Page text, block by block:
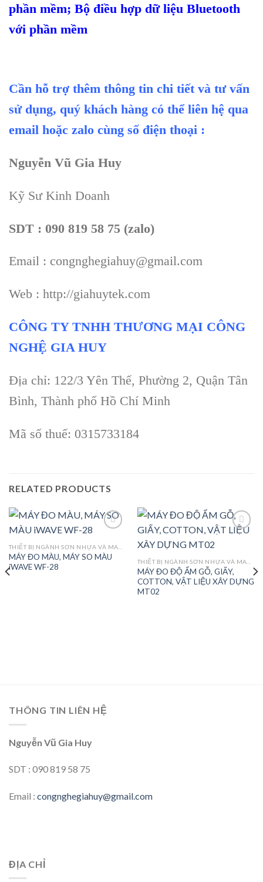
phần mềm; Bộ điều hợp dữ liệu Bluetooth
với phần mềm
Cần hỗ trợ thêm thông tin chi tiết và tư vấn
sử dụng, quý khách hàng có thể liên hệ qua
email hoặc zalo cùng số điện thoại :
Nguyễn Vũ Gia Huy
Kỹ Sư Kinh Doanh
SDT : 090 819 58 75 (zalo)
Email : congnghegiahuy@gmail.com
Web : http://giahuytek.com
CÔNG TY TNHH THƯƠNG MẠI CÔNG
NGHỆ GIA HUY
Địa chỉ: 122/3 Yên Thế, Phường 2, Quận Tân
Bình, Thành phố Hồ Chí Minh
Mã số thuế: 0315733184
RELATED PRODUCTS
Add to
THIẾT BỊ NGÀNH SƠN NHỰA VÀ MAY MẶC
MÁY ĐO MÀU, MÁY SO MÀU
iWAVE WF-28
Add to
wishlist
THIẾT BỊ NGÀNH SƠN NHỰA VÀ MAY MẶC
MÁY ĐO ĐỘ ẨM GỖ, GIẤY,
COTTON, VẬT LIỆU XÂY DỰNG
MT02
THÔNG TIN LIÊN HỆ
Nguyễn Vũ Gia Huy
SDT : 090 819 58 75
Email : congnghegiahuy@gmail.com
ĐỊA CHỈ